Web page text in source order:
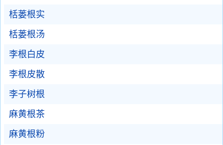
栝蒌根实
栝蒌根汤
李根白皮
李根皮散
李子树根
麻黄根茶
麻黄根粉